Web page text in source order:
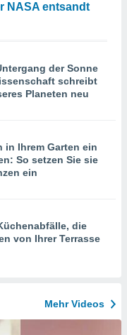
NASA entsandt
der Sonne
schreibt
Planeten neu
in Ihrem Garten ein
So setzen Sie sie
ein
die
von Ihrer Terrasse
Mehr Videos